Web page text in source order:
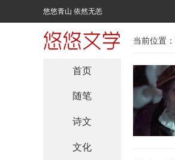
悠悠青山 依然无恙
当前位置：
首页
随笔
诗文
文化